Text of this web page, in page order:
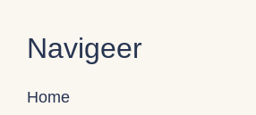
Navigeer
Home